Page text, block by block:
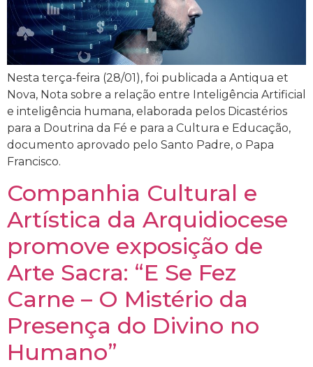
Nesta terça-feira (28/01), foi publicada a Antiqua et
Nova, Nota sobre a relação entre Inteligência Artificial
e inteligência humana, elaborada pelos Dicastérios
para a Doutrina da Fé e para a Cultura e Educação,
documento aprovado pelo Santo Padre, o Papa
Francisco.
Companhia Cultural e
Artística da Arquidiocese
promove exposição de
Arte Sacra: “E Se Fez
Carne – O Mistério da
Presença do Divino no
Humano”